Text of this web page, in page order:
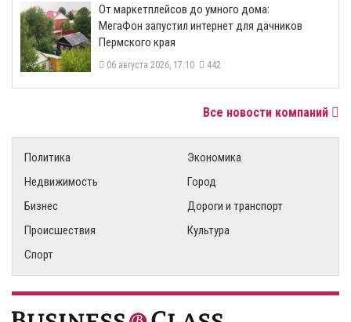
От маркетплейсов до умного дома:
МегаФон запустил интернет для дачников
Пермского края
06 августа 2026, 17:10 442
Все новости компаний
Политика
Экономика
Недвижимость
Город
Бизнес
Дороги и транспорт
Происшествия
Культура
Спорт